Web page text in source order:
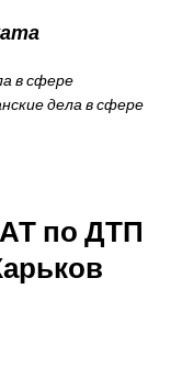
в сфере
дела в сфере
по ДТП